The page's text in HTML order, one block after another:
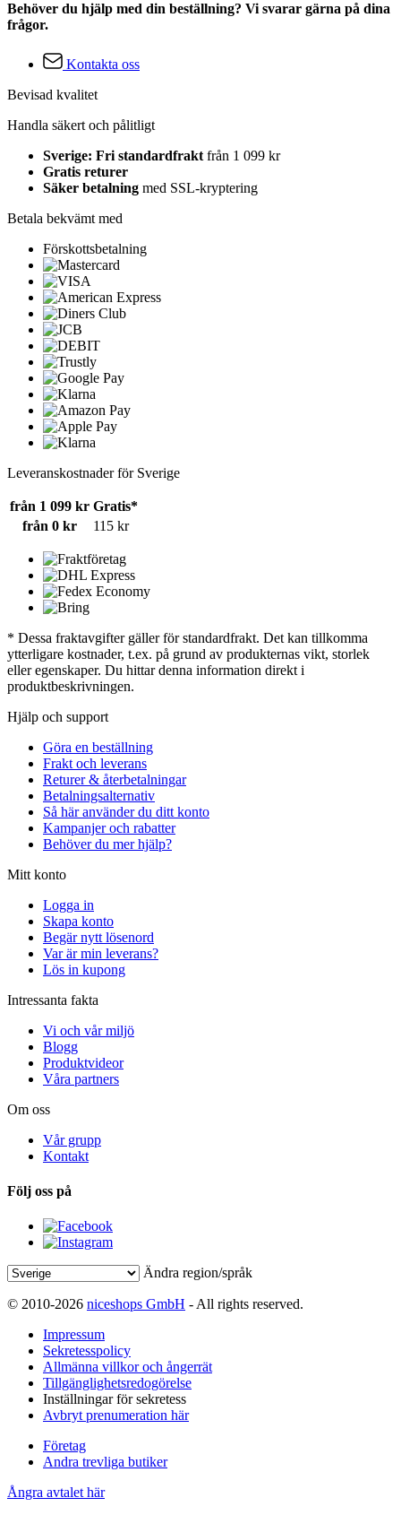
Behöver du hjälp med din beställning? Vi svarar gärna på dina
frågor.
Kontakta oss
Bevisad kvalitet
Handla säkert och pålitligt
Sverige: Fri standardfrakt från 1 099 kr
Gratis returer
Säker betalning med SSL-kryptering
Betala bekvämt med
Förskottsbetalning
Leveranskostnader för Sverige
från 1 099 kr Gratis*
från 0 kr
115 kr
* Dessa fraktavgifter gäller för standardfrakt. Det kan tillkomma
ytterligare kostnader, t.ex. på grund av produkternas vikt, storlek
eller egenskaper. Du hittar denna information direkt i
produktbeskrivningen.
Hjälp och support
Göra en beställning
Frakt och leverans
Returer & återbetalningar
Betalningsalternativ
Så här använder du ditt konto
Kampanjer och rabatter
Behöver du mer hjälp?
Mitt konto
Logga in
Skapa konto
Begär nytt lösenord
Var är min leverans?
Lös in kupong
Intressanta fakta
Vi och vår miljö
Blogg
Produktvideor
Våra partners
Om oss
Vår grupp
Kontakt
Följ oss på
Ändra region/språk
© 2010-2026 niceshops GmbH - All rights reserved.
Impressum
Sekretesspolicy
Allmänna villkor och ångerrät
Tillgänglighetsredogörelse
Inställningar för sekretess
Avbryt prenumeration här
Företag
Andra trevliga butiker
Ångra avtalet här